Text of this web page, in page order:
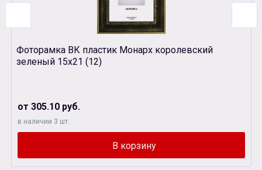
Фоторамка ВК пластик Монарх королевский
зеленый 15х21 (12)
от 305.10 руб.
в наличии 3 шт.